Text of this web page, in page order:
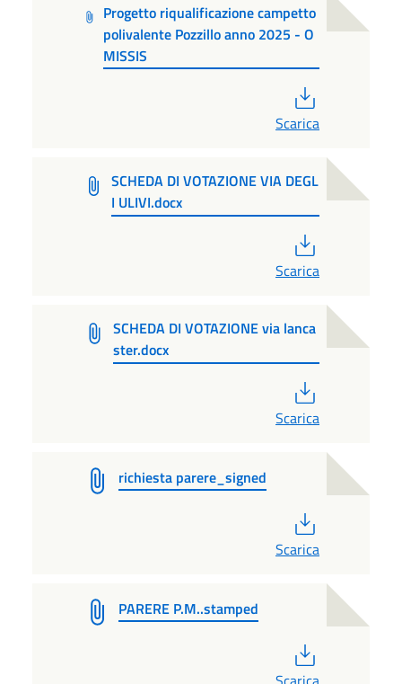
Progetto riqualificazione campetto
polivalente Pozzillo anno 2025 - O
MISSIS
Scarica
SCHEDA DI VOTAZIONE VIA DEGL
I ULIVI.docx
Scarica
SCHEDA DI VOTAZIONE via lanca
ster.docx
Scarica
richiesta parere_signed
Scarica
PARERE P.M..stamped